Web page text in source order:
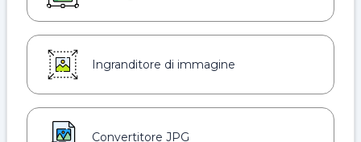
Ingranditore di immagine
Convertitore JPG